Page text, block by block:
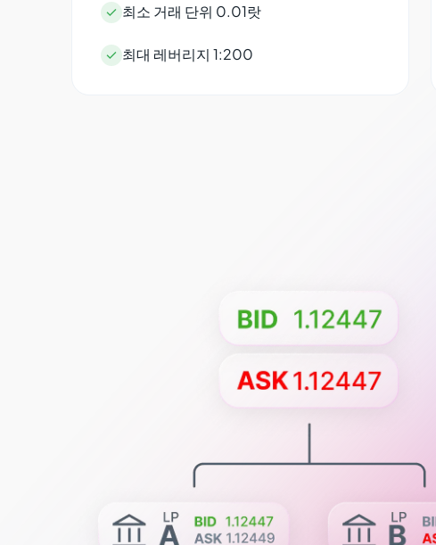
 최소 거래 단위 0.01랏
 최대 레버리지 1:200